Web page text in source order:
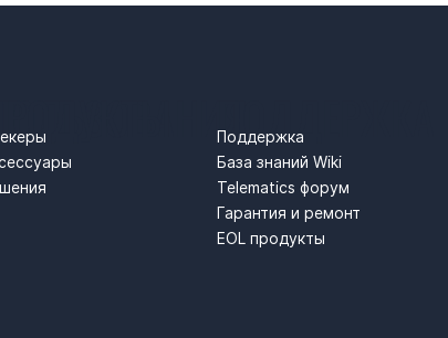
ПОДДЕРЖКА
Поддержка
База знаний Wiki
Telematics форум
Гарантия и ремонт
EOL продукты